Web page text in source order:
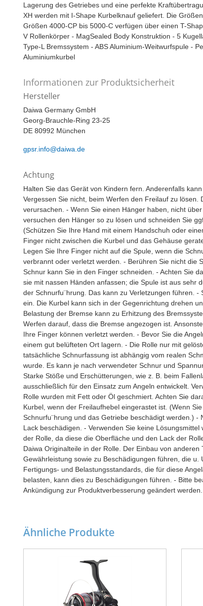
Lagerung des Getriebes und eine perfekte
XH werden mit I-Shape Kurbelknauf geliefert. Die
Größen 4000-CP bis 5000-C verfügen über einen T-
V Rollenkörper - MagSealed Body Konstruktion - 5
Type-L Bremssystem - ABS Aluminium-Weitwurfspule -
Aluminiumkurbel
Informationen zur Produktsicherheit
Hersteller
Daiwa Germany GmbH
Georg-Brauchle-Ring 23-25
DE 80992 München
gpsr.info@daiwa.de
Achtung
Halten Sie das Gerät von Kindern fern. Anderenfalls
Vergessen Sie nicht, beim Werfen den Freilauf zu
verursachen. - Wenn Sie einen Hänger haben, nicht
versuchen den Hänger so zu lösen und schneiden Sie
(Schützen Sie Ihre Hand mit einem Handschuh oder
Finger nicht zwischen die Kurbel und das Gehäuse
Legen Sie Ihre Finger nicht auf die Spule, wenn die
verbrannt oder verletzt werden. - Berühren Sie nicht die
Schnur kann Sie in den Finger schneiden. - Achten Sie
sie mit nassen Händen anfassen; die Spule ist aus sehr
der Schnurfu¨hrung. Das kann zu Verletzungen führen.
ein. Die Kurbel kann sich in der Gegenrichtung drehen
Belastung der Bremse kann zu Erhitzung des
Werfen darauf, dass die Bremse angezogen ist.
Ihre Finger können verletzt werden. - Bevor Sie die
einem gut belüfteten Ort lagern. - Die Rolle nur mit
tatsächliche Schnurfassung ist abhängig vom realen
wurde. Es kann je nach verwendeter Schnur und
Starke Stöße und Erschütterungen, wie z. B. beim
ausschließlich für den Einsatz zum Angeln entwickelt.
Rolle wurden mit Fett oder Öl geschmiert. Achten Sie
Kurbel, wenn der Freilaufhebel eingerastet ist. (Wenn
Schnurfu¨hrung und das Getriebe beschädigt werden.)
Lack beschädigen. - Verwenden Sie keine
der Rolle, da diese die Oberfläche und den Lack der
Daiwa Originalteile in der Rolle. Der Einbau von
Gewährleistung sowie zu Beschädigungen führen, die
Fertigungs- und Belastungsstandards, die für diese
belasten, kann dies zu Beschädigungen führen. - Bitte
Ankündigung zur Produktverbesserung geändert werden.
Ähnliche Produkte